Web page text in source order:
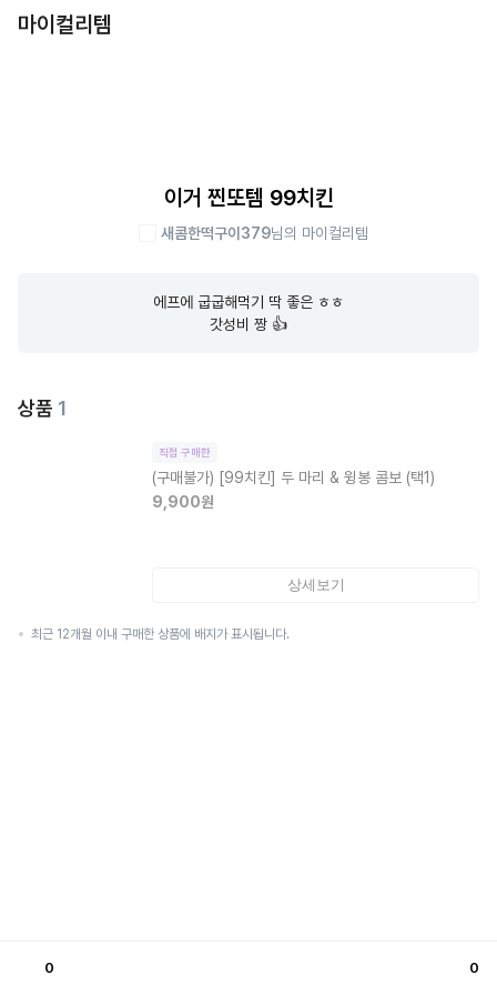
마이컬리템
이거 찐또템 99치킨
새콤한떡구이379님의 마이컬리템
에프에 굽굽해먹기 딱 좋은 ㅎㅎ
갓성비 짱 👍
상품 1
직접 구매한
(구매불가) [99치킨] 두 마리 & 윙봉 콤보 (택1)
9,900원
상세보기
최근 12개월 이내 구매한 상품에 배지가 표시됩니다.
0 0